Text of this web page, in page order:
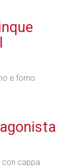
e forno.
con cappa